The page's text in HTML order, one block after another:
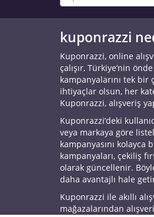
kuponrazzi
Kuponrazzi, online
çalışır, Türkiye’nin
kampanyalarını tek
ihtiyaçlar olsun, her
Kuponrazzi, alışveriş
Kuponrazzi’deki
veya markaya göre
kampanyasını
kampanyaları, çekiliş
olarak güncellenir.
daha avantajlı hale
Kuponrazzi ile akıllı
mağazalarından